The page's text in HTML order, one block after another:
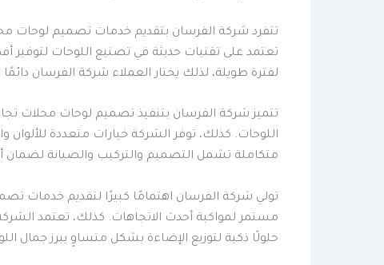
تتفرد شركة الفرسان بتقديم خدمات تصميم لوحات
تعتمد على تقنيات حديثة في تصنيع اللوحات
لفترة طويلة، لذلك يختار العملاء شركة الفرسان
تتميز شركة الفرسان بتنفيذ تصميم لوحات محلات
اللوحات. كذلك، توفر الشركة خيارات متعددة
متكاملة تشمل التصميم والتركيب والصيانة لضمان
تولي شركة الفرسان اهتمامًا كبيرًا لتقديم خدمات
مستمر لمواكبة أحدث الاتجاهات. كذلك، تعتمد
حلولًا ذكية لتوزيع الإضاءة بشكل متساوٍ يبرز جمال